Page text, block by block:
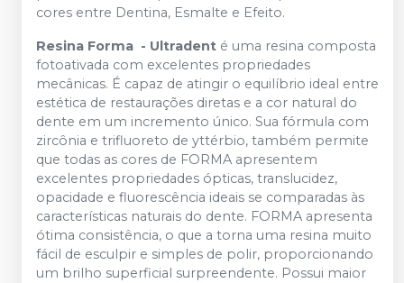
cores entre Dentina, Esmalte e Efeito.
Resina Forma - Ultradent é uma resina composta
fotoativada com excelentes propriedades
mecânicas. É capaz de atingir o equilíbrio ideal entre
estética de restaurações diretas e a cor natural do
dente em um incremento único. Sua fórmula com
zircônia e trifluoreto de yttérbio, também permite
que todas as cores de FORMA apresentem
excelentes propriedades ópticas, translucidez,
opacidade e fluorescência ideais se comparadas às
características naturais do dente. FORMA apresenta
ótima consistência, o que a torna uma resina muito
fácil de esculpir e simples de polir, proporcionando
um brilho superficial surpreendente. Possui maior